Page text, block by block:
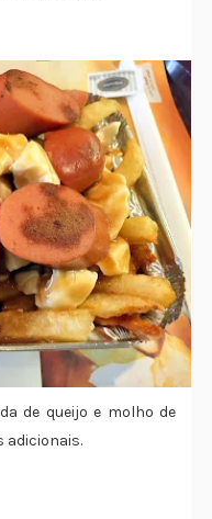
de queijo e molho de
adicionais.